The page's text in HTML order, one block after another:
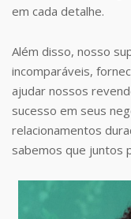
em cada detalhe.
Além disso, nosso
incomparáveis,
ajudar nossos
sucesso em seus
relacionamentos
sabemos que juntos